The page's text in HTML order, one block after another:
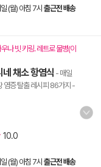
(월) 아침 7시 출근전 배송
나 빗 키링. 레트로 물병(이
채소 항염식 - 매일
염증 탈출 레시피 86가지 -
10.0
(월) 아침 7시 출근전 배송